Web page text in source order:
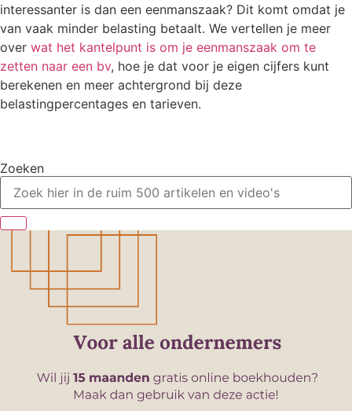
interessanter is dan een eenmanszaak? Dit komt omdat je
van vaak minder belasting betaalt. We vertellen je meer
over wat het kantelpunt is om je eenmanszaak om te
zetten naar een bv, hoe je dat voor je eigen cijfers kunt
berekenen en meer achtergrond bij deze
belastingpercentages en tarieven.
Zoeken